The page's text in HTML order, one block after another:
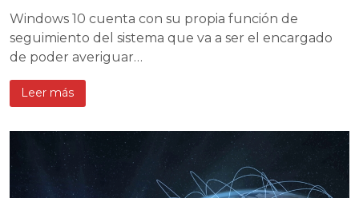
Windows 10 cuenta con su propia función de
seguimiento del sistema que va a ser el encargado
de poder averiguar…
Leer más